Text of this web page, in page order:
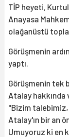
TİP heyeti,
Anayasa
olağanüstü
Görüşmenin
yaptı.
Görüşmenin tek
Atalay hakkında
"Bizim
Atalay'ın bir an
Umuyoruz ki en